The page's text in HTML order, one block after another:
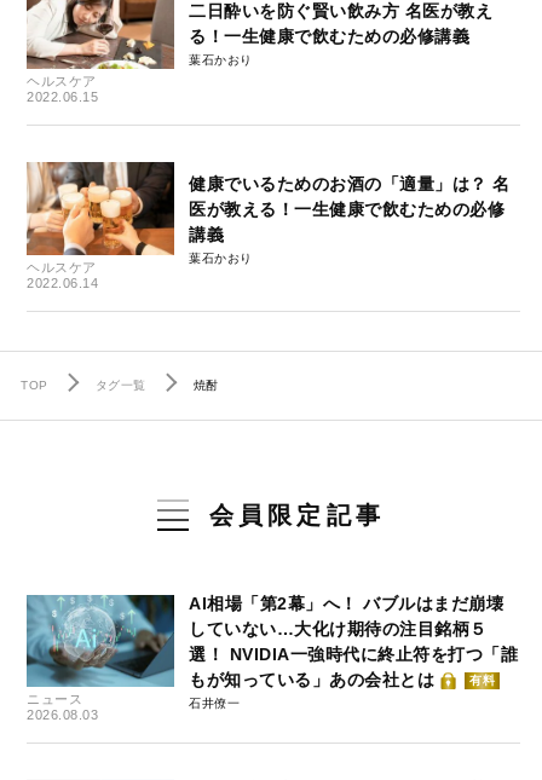
ヘルスケア
2022.06.15
二日酔いを防ぐ賢い飲み方 名医が教え
る！一生健康で飲むための必修講義
葉石かおり
ヘルスケア
2022.06.14
健康でいるためのお酒の「適量」は？ 名
医が教える！一生健康で飲むための必修
講義
葉石かおり
TOP タグ一覧 焼酎
会員限定記事
ニュース
2026.08.03
AI相場「第2幕」へ！ バブルはまだ崩壊
していない…大化け期待の注目銘柄５
選！ NVIDIA一強時代に終止符を打つ「誰
もが知っている」あの会社とは
有料
石井僚一